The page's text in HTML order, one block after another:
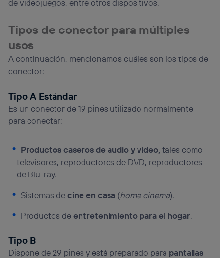
de videojuegos, entre otros dispositivos.
Tipos de conector para múltiples
usos
A continuación, mencionamos cuáles son los tipos de
conector:
Tipo A Estándar
Es un conector de 19 pines utilizado normalmente
para conectar:
Productos caseros de audio y video,tales como
televisores, reproductores de DVD, reproductores
de Blu-ray.
Sistemas decine en casa (home cinema).
Productos deentretenimiento para el hogar.
Tipo B
Dispone de 29 pines y está preparado para pantallas
“Administrar Utiq” en la parte inferior de esta página web o
(“consenthub”). Para más información, consulta
la
política de privacidad de Utiq.